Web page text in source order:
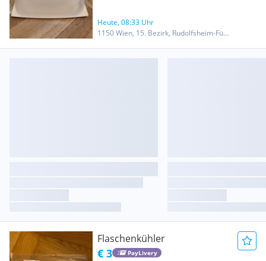
Heute, 08:33 Uhr
1150 Wien, 15. Bezirk, Rudolfsheim-Fünfhaus
Flaschenkühler
€ 3 PayLivery